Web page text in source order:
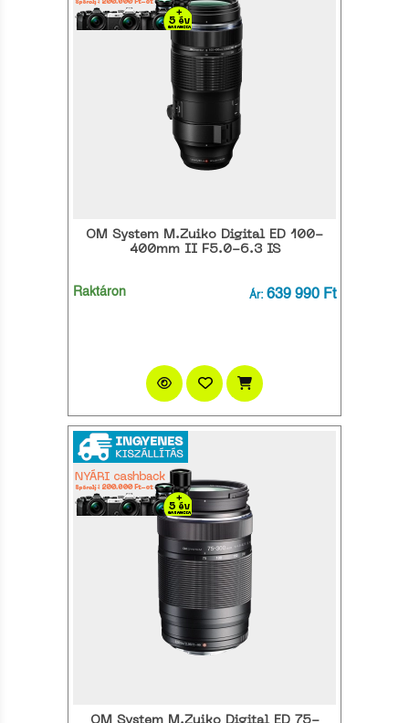
OM System M.Zuiko Digital ED 100-
400mm II F5.0-6.3 IS
Raktáron Ár: 639 990 Ft
OM System M.Zuiko Digital ED 75-